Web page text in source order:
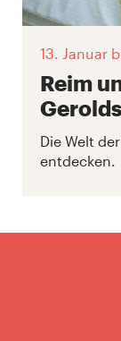
13. Januar
Reim
Die Welt
entdecken.